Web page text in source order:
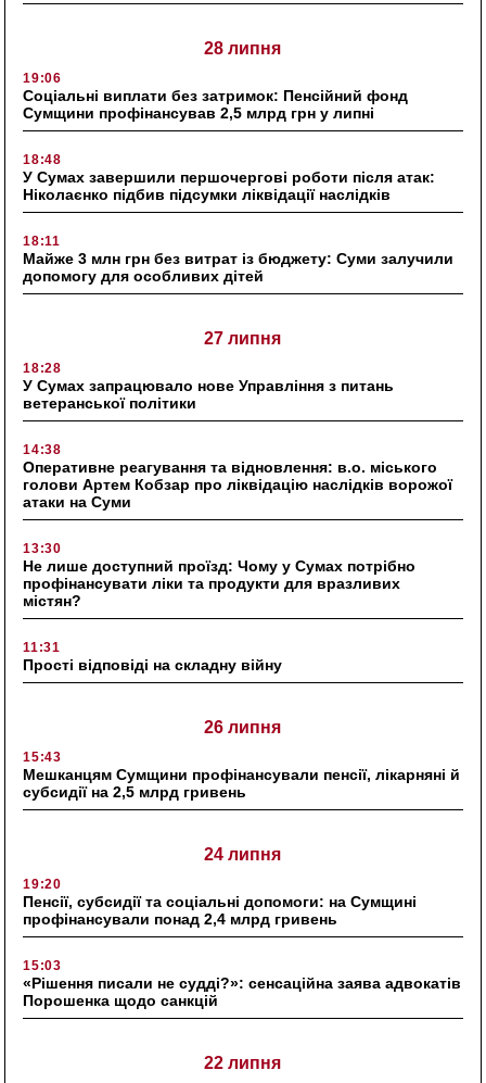
28 липня
19:06
Соціальні виплати без затримок: Пенсійний фонд
Сумщини профінансував 2,5 млрд грн у липні
18:48
У Сумах завершили першочергові роботи після атак:
Ніколаєнко підбив підсумки ліквідації наслідків
18:11
Майже 3 млн грн без витрат із бюджету: Суми залучили
допомогу для особливих дітей
27 липня
18:28
У Сумах запрацювало нове Управління з питань
ветеранської політики
14:38
Оперативне реагування та відновлення: в.о. міського
голови Артем Кобзар про ліквідацію наслідків ворожої
атаки на Суми
13:30
Не лише доступний проїзд: Чому у Сумах потрібно
профінансувати ліки та продукти для вразливих
містян?
11:31
Прості відповіді на складну війну
26 липня
15:43
Мешканцям Сумщини профінансували пенсії, лікарняні й
субсидії на 2,5 млрд гривень
24 липня
19:20
Пенсії, субсидії та соціальні допомоги: на Сумщині
профінансували понад 2,4 млрд гривень
15:03
«Рішення писали не судді?»: сенсаційна заява адвокатів
Порошенка щодо санкцій
22 липня